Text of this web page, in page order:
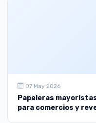
07 May 2026
Papeleras
para comercios y